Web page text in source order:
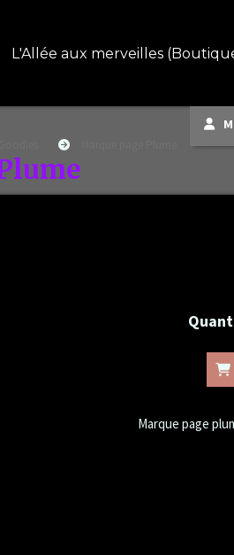
L'Allée aux merveilles
Marque page